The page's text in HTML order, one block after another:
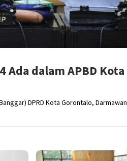
Ada dalam APBD Kota
DPRD Kota Gorontalo, Darmawan